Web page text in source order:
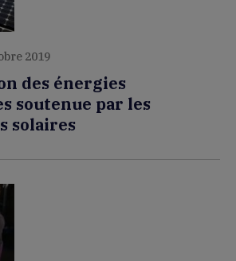
2019
des énergies
soutenue par les
solaires